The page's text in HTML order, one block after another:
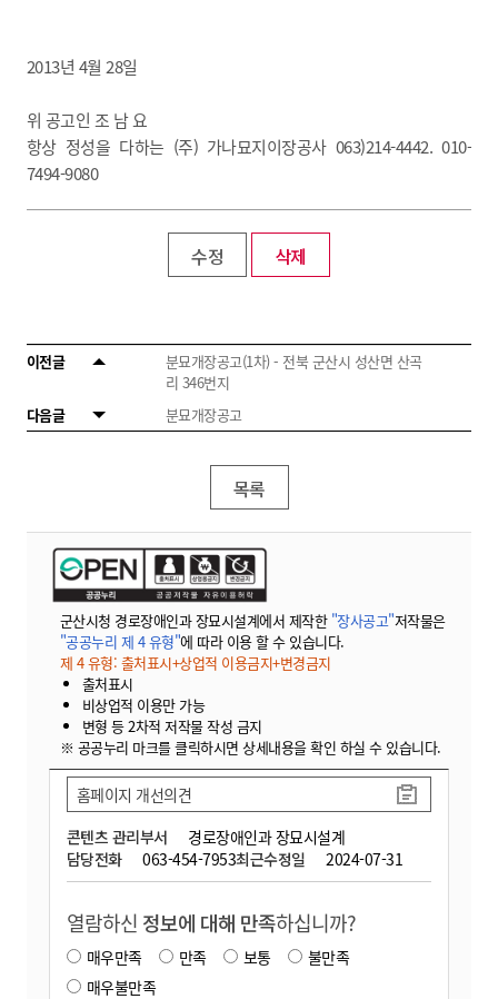
2013년 4월 28일
위 공고인 조 남 요
항상 정성을 다하는 (주) 가나묘지이장공사 063)214-4442. 010-
7494-9080
수정 삭제
이전글
분묘개장공고(1차) - 전북 군산시 성산면 산곡
리 346번지
다음글
분묘개장공고
목록
군산시청 경로장애인과 장묘시설계에서 제작한 "장사공고"저작물은
"공공누리 제 4 유형"에 따라 이용 할 수 있습니다.
제 4 유형: 출처표시+상업적 이용금지+변경금지
출처표시
비상업적 이용만 가능
변형 등 2차적 저작물 작성 금지
※ 공공누리 마크를 클릭하시면 상세내용을 확인 하실 수 있습니다.
콘텐츠 관리부서
경로장애인과 장묘시설계
담당전화
063-454-7953최근수정일 2024-07-31
홈페이지 개선의견
열람하신 정보에 대해 만족하십니까?
매우만족 만족 보통
불만족
매우불만족